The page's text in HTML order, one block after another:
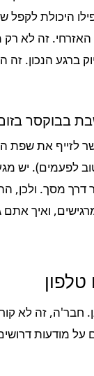
זה לא
ברגע הנכון.
בבוקסר
לזייף את שפת
לפעמים). יש
ולכן,
ואיך אתם
מודעות